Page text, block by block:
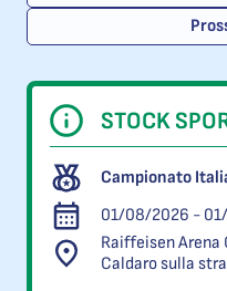
STOCK
Campionato
01/08/2026 -
Raiffeisen Arena
Caldaro sulla